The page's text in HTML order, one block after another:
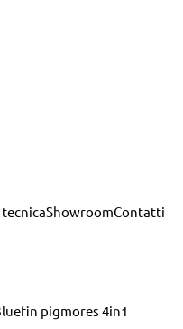
ShowroomContatti
pigmores 4in1